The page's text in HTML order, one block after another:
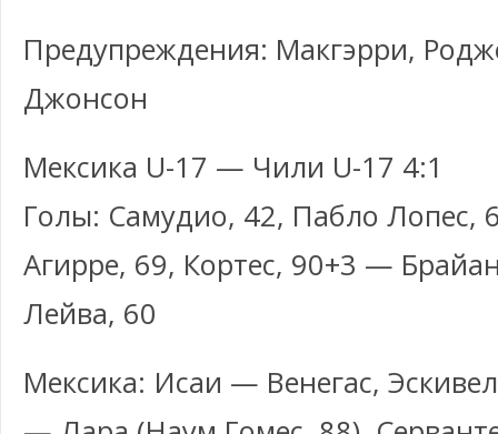
Предупреждения: Макгэрри,
Джонсон
Мексика U-17 — Чили U-17 4:1
Голы: Самудио, 42, Пабло Лопес,
Агирре, 69, Кортес, 90+3 —
Лейва, 60
Мексика: Исаи — Венегас,